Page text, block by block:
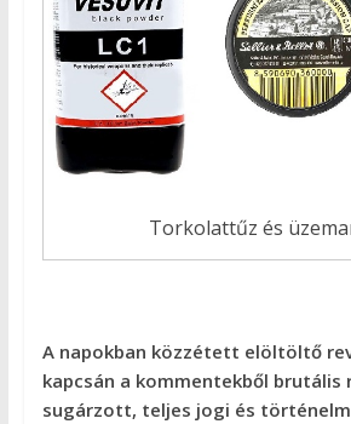
Torkolattűz és
A napokban közzétett elöltöltő
kapcsán a kommentekből brutális
sugárzott, teljes jogi és